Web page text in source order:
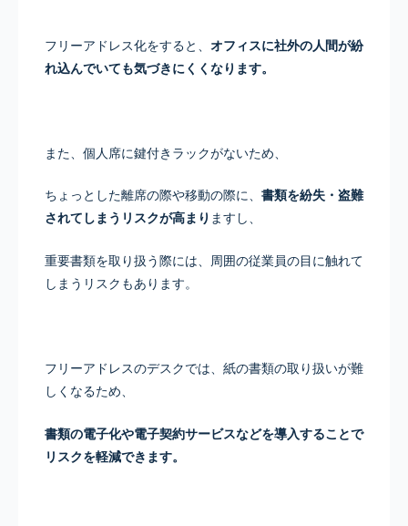
フリーアドレス化をすると、 オフィスに社外の人間が紛
れ込んでいても気づきにくくなります。
また、個人席に鍵付きラックがないため、
ちょっとした離席の際や移動の際に、 書類を紛失・盗難
されてしまうリスクが高まり ますし、
重要書類を取り扱う際には、周囲の従業員の目に触れて
しまうリスクもあります。
フリーアドレスのデスクでは、紙の書類の取り扱いが難
しくなるため、
書類の電子化や電子契約サービスなどを導入することで
リスクを軽減できます。